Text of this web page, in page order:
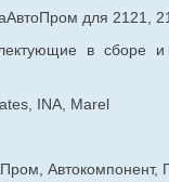
для 2121,
в сборе
INA, Marel
Автокомпонент,